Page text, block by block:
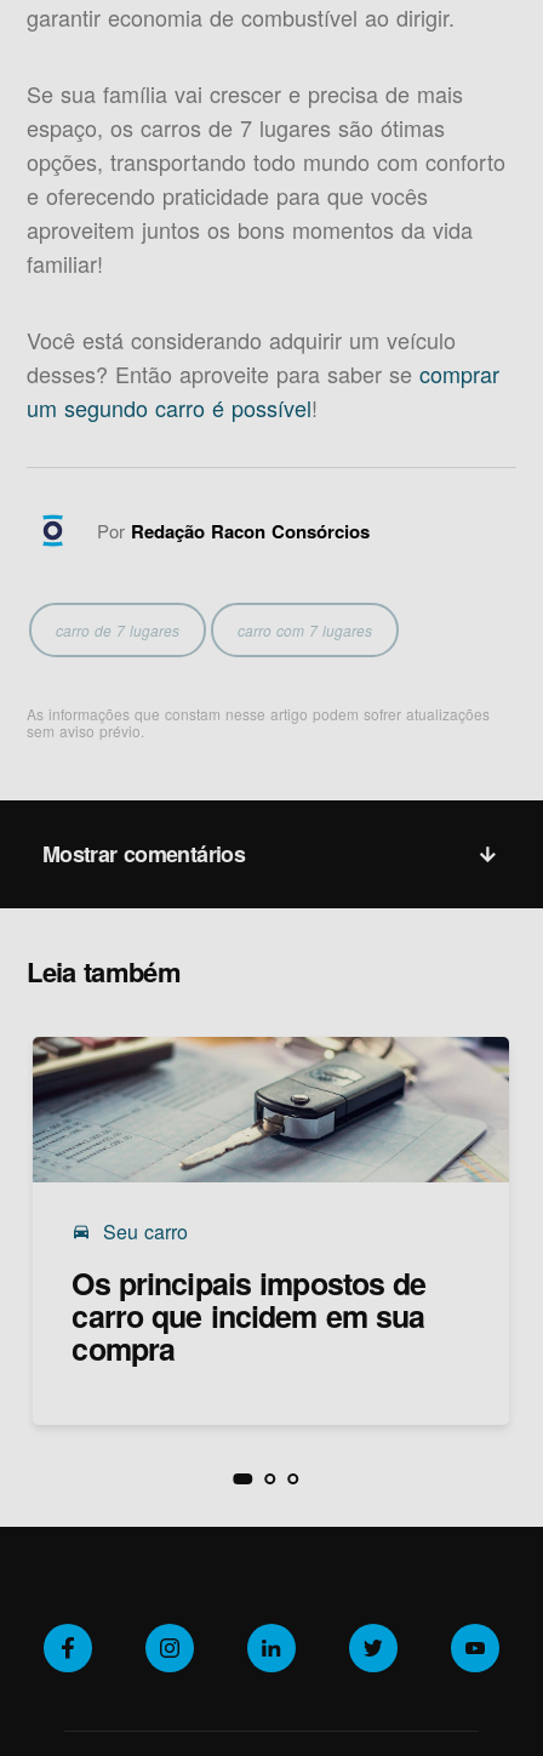
garantir economia de combustível ao dirigir.
Se sua família vai crescer e precisa de mais
espaço, os carros de 7 lugares são ótimas
opções, transportando todo mundo com conforto
e oferecendo praticidade para que vocês
aproveitem juntos os bons momentos da vida
familiar!
Você está considerando adquirir um veículo
desses? Então aproveite para saber secomprar
um segundo carro é possível!
Por Redação Racon Consórcios
carro de 7 lugares carro com 7 lugares
As informações que constam nesse artigo podem sofrer atualizações
sem aviso prévio.
Mostrar comentários
Leia também
drive_eta Seu carro
Os principais impostos de
carro que incidem em sua
compra